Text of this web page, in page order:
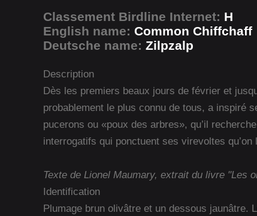
Classement Birdline Internet: H
English name: Common Chiffchaff
Deutsche name: Zilpzalp
Description
Dès les premiers beaux jours de février et
probablement le plus connu de tous, a inspiré
pucerons ou «poux des arbres», qu’il
interrogatifs qui ponctuent ses virevoltes
Texte de Lionel Maumary, extrait du livre "Les
Identification
Plumage brun olivâtre et un dessous